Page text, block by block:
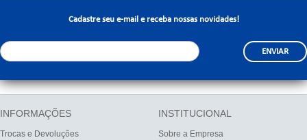
Cadastre seu e-mail e receba nossas novidades!
ENVIAR
INFORMAÇÕES
Trocas e Devoluções
INSTITUCIONAL
Sobre a Empresa